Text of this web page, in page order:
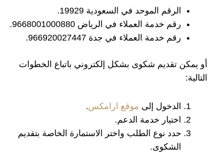
الرقم الموحد في السعودية 19929.
رقم خدمة العملاء في الرياض 9668001000880.
رقم خدمة العملاء في جدة 966920027447.
أو يمكن تقديم شكوى بشكل إلكتروني باتباع الخطوات
التالية:
الدخول إلى موقع ارامكس.
اختيار خدمة الدعم.
حدد نوع الطلب واختر الاستمارة الخاصة بتقديم
الشكوى.